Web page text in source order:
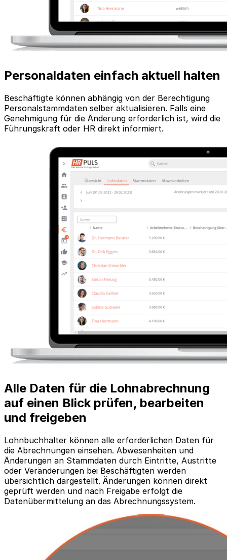
Personaldaten einfach aktuell halten
Beschäftigte können abhängig von der Berechtigung
Personalstammdaten selber aktualisieren. Falls eine
Genehmigung für die Änderung erforderlich ist, wird die
Führungskraft oder HR direkt informiert.
Alle Daten für die Lohnabrechnung
auf einen Blick prüfen, bearbeiten
und freigeben
Lohnbuchhalter können alle erforderlichen Daten für
die Abrechnungen einsehen. Abwesenheiten und
Änderungen an Stammdaten durch Eintritte, Austritte
oder Veränderungen bei Beschäftigten werden
übersichtlich dargestellt. Änderungen können direkt
geprüft werden und nach Freigabe erfolgt die
Datenübermittelung an das Abrechnungssystem.